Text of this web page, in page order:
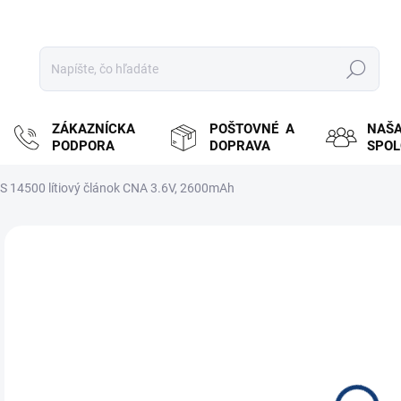
Hľadať
ZÁKAZNÍCKA
PODPORA
POŠTOVNÉ A
DOPRAVA
14500 lítiový článok CNA 3.6V, 2600mAh